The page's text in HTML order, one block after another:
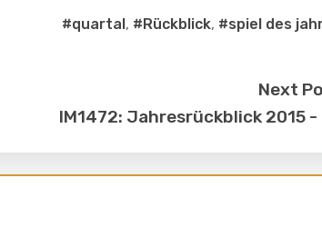
#quartal, #Rückblick, #spiel des
Next
IM1472: Jahresrückblick 2015 -